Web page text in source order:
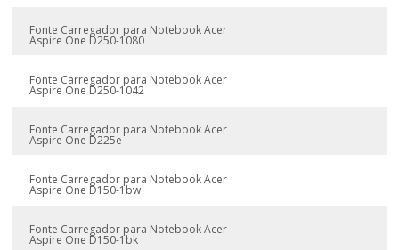
Fonte Carregador para Notebook Acer
Aspire One D250-1080
Fonte Carregador para Notebook Acer
Aspire One D250-1042
Fonte Carregador para Notebook Acer
Aspire One D225e
Fonte Carregador para Notebook Acer
Aspire One D150-1bw
Fonte Carregador para Notebook Acer
Aspire One D150-1bk